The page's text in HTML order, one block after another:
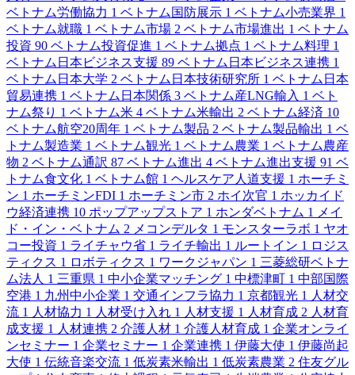
ベトナム労働協力 1 ベトナム国防展示 1 ベトナム小売業界 1
ベトナム就職 1 ベトナム市場 2 ベトナム市場進出 1 ベトナム
投資 90 ベトナム投資促進 1 ベトナム拠点 1 ベトナム料理 1
ベトナム日本ビジネス支援 89 ベトナム日本ビジネス連携 1
ベトナム日本大学 2 ベトナム日本技術研究所 1 ベトナム日本
貿易連携 1 ベトナム日本関係 3 ベトナム産LNG輸入 1 ベト
ナム祭り 1 ベトナム米 4 ベトナム米輸出 2 ベトナム経済 10
ベトナム航空20周年 1 ベトナム製品 2 ベトナム製品輸出 1 ベ
トナム製造業 1 ベトナム観光 1 ベトナム農業 1 ベトナム農産
物 2 ベトナム通訳 87 ベトナム進出 4 ベトナム進出支援 91 ベ
トナム食文化 1 ベトナム館 1 ヘルスケア人道支援 1 ホーチミ
ン 1 ホーチミンFDI 1 ホーチミン市 2 ホイ次官 1 ホッカイド
ウ経済連携 10 ポップアップストア 1 ホンダベトナム 1
メイ
ド・イン・ベトナム 2 メコンデルタ 1 モンスターラボ 1 ヤオ
コー投資 1 ライチャウ省 1 ライチ輸出 1 ルートイン 1 ロジス
ティクス 1 ロボティクス 1 ワークジャパン 1 三菱総研ベトナ
ム法人 1 三重県 1 中小企業マッチング 1 中標津町 1 中部国際
空港 1 九州中小企業 1 交通インフラ協力 1 京都観光 1 人材交
流 1 人材協力 1 人材受け入れ 1 人材支援 1 人材育成 2 人材育
成支援 1 人材連携 2 介護人材 1 介護人材育成 1 企業オンライ
ンセミナー 1 企業セミナー 1 企業連携 1 伊藤大使 1 伊藤尚起
大使 1 伝統音楽交流 1 低炭素米輸出 1 低炭素農業 2 住友グル